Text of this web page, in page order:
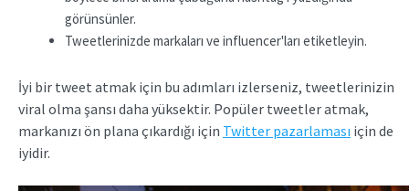
görünsünler.
Tweetlerinizde markaları ve influencer'ları etiketleyin.
İyi bir tweet atmak için bu adımları izlerseniz, tweetlerinizin
viral olma şansı daha yüksektir. Popüler tweetler atmak,
markanızı ön plana çıkardığı için Twitter pazarlaması için de
iyidir.